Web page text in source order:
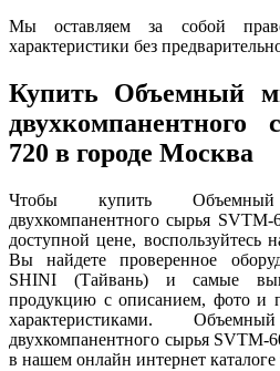
Мы оставляем за собой
характеристики без
Купить Объемный
двухкомпанентного
720 в городе Москва
Чтобы купить
двухкомпанентного сырья
доступной цене, воспользуйтесь
Вы найдете проверенное
SHINI (Тайвань) и самые
продукцию с описанием, фото и
характеристиками.
двухкомпанентного сырья SVTM-
в нашем онлайн интернет